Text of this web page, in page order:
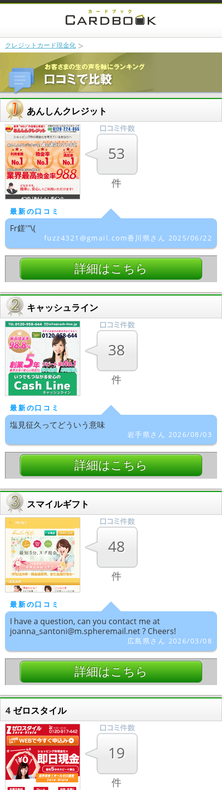
クレジットカード現金化
あんしんクレジット
53
件
最新の口コミ
Fr鎈'"\(
fuzz4321@gmail.com香川県さん 2025/06/22
詳細はこちら
キャッシュライン
38
件
最新の口コミ
塩見征久ってどういう意味
岩手県さん 2026/08/03
詳細はこちら
スマイルギフト
48
件
最新の口コミ
I have a question, can you contact me at
joanna_santoni@m.spheremail.net ? Cheers!
広島県さん 2026/03/08
詳細はこちら
4 ゼロスタイル
19
件